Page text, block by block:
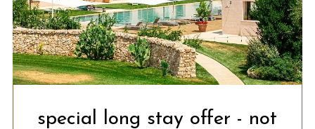
special long stay offer - not